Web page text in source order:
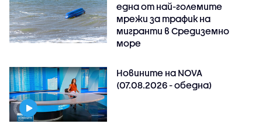
една от най-големите
мрежи за трафик на
мигранти в Средиземно
море
Новините на NOVA
(07.08.2026 - обедна)